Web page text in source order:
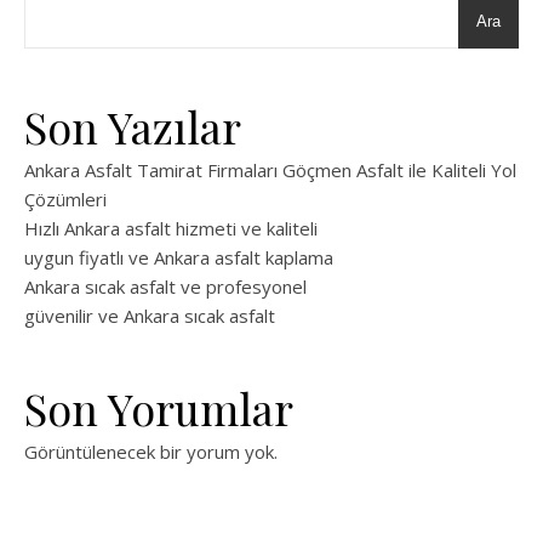
Ara
Son Yazılar
Ankara Asfalt Tamirat Firmaları Göçmen Asfalt ile Kaliteli Yol
Çözümleri
Hızlı Ankara asfalt hizmeti ve kaliteli
uygun fiyatlı ve Ankara asfalt kaplama
Ankara sıcak asfalt ve profesyonel
güvenilir ve Ankara sıcak asfalt
Son Yorumlar
Görüntülenecek bir yorum yok.